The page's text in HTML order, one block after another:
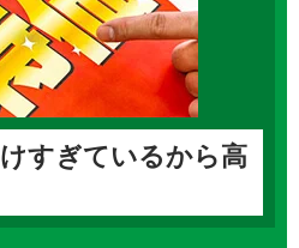
すぎているから高